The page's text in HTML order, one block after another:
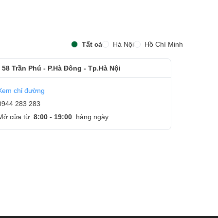
Tất cả Hà Nội Hồ Chí Minh
58 Trần Phú - P.Hà Đông - Tp.Hà Nội
chỉ đường
283 283
cửa từ 8:00 - 19:00 hàng ngày